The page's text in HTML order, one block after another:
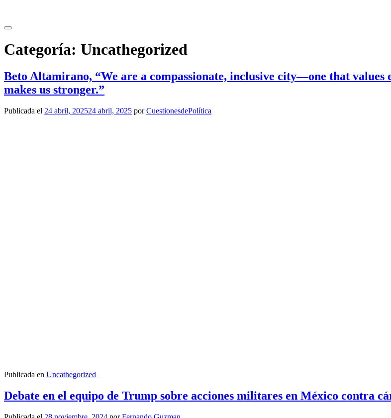
contenido
Categoría: Uncathegorized
Beto Altamirano, “We are a compassionate, inclusive city—one that
makes us stronger.”
Publicada el 24 abril, 202524 abril, 2025 porCuestionesdePolítica
Publicada en Uncathegorized
Debate en el equipo de Trump sobre acciones militares en México contra